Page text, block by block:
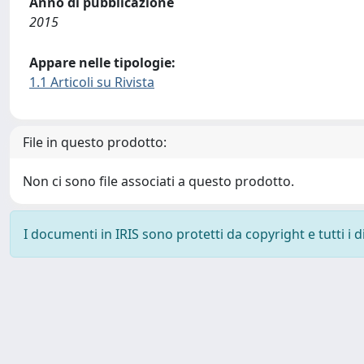
2015
Appare nelle tipologie:
1.1 Articoli su Rivista
File in questo prodotto:
Non ci sono file associati a questo prodotto.
I documenti in IRIS sono protetti da copyright e tutti i